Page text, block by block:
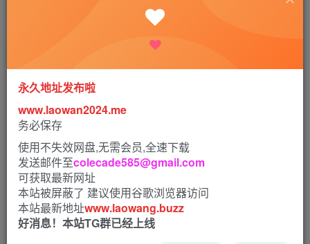
该版块内容已隐藏，请登录后查看
登录后继续查看
4
+1 +1 +1
永久地址发布啦
www.laowan2024.me
务必保存
使用不失效网盘,无需会员,全速下载
发送邮件至colecade585@gmail.com
可获取最新网址
本站被屏蔽了 建议使用谷歌浏览器访问
本站最新地址www.laowang.buzz
好消息！本站TG群已经上线